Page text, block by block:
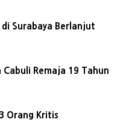
Surabaya Berlanjut
Cabuli Remaja 19 Tahun
Orang Kritis